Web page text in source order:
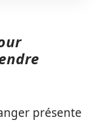
présente